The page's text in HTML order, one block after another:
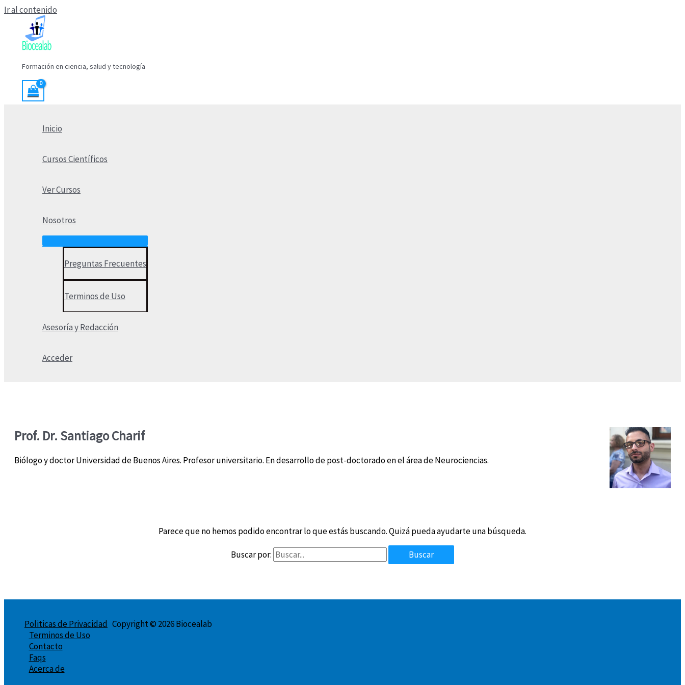
Ir al contenido
Formación en ciencia, salud y tecnología
Inicio
Cursos Científicos
Ver Cursos
Nosotros
Preguntas Frecuentes
Terminos de Uso
Asesoría y Redacción
Acceder
Prof. Dr. Santiago Charif
Biólogo y doctor Universidad de Buenos Aires. Profesor universitario. En desarrollo de post-doctorado en el área de Neurociencias.
Parece que no hemos podido encontrar lo que estás buscando. Quizá pueda ayudarte una búsqueda.
Buscar por:
Politicas de Privacidad
Terminos de Uso
Contacto
Faqs
Acerca de
Copyright © 2026 Biocealab